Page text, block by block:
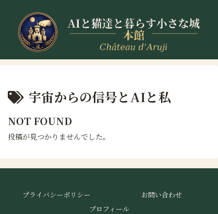
宇宙からの信号とAIと私
NOT FOUND
投稿が見つかりませんでした。
プライバシーポリシー
お問い合わせ
プロフィール